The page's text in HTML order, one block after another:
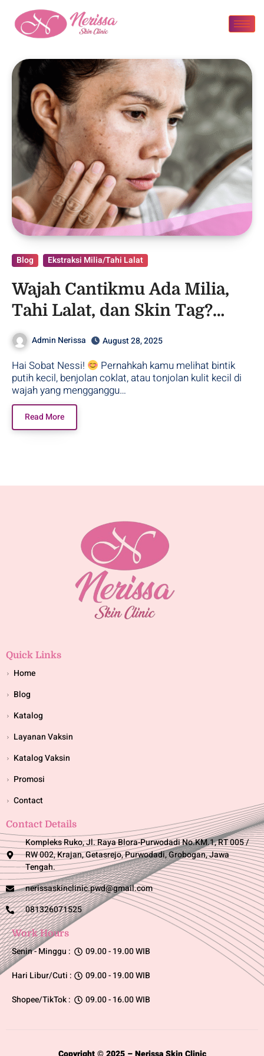
Blog Ekstraksi Milia/Tahi Lalat
Wajah Cantikmu Ada Milia,
Tahi Lalat, dan Skin Tag?
Cauter Aja!
Admin Nerissa August 28, 2025
Hai Sobat Nessi!
Pernahkah kamu melihat bintik
putih kecil, benjolan coklat, atau tonjolan kulit kecil di
wajah yang mengganggu…
Read More
Quick Links
Home
Blog
Katalog
Layanan Vaksin
Katalog Vaksin
Promosi
Contact
Contact Details
Kompleks Ruko, Jl. Raya Blora-Purwodadi No.KM.1, RT 005 /
RW 002, Krajan, Getasrejo, Purwodadi, Grobogan, Jawa
Tengah.
nerissaskinclinic.pwd@gmail.com
081326071525
Work Hours
Senin - Minggu :
Hari Libur/Cuti :
Shopee/TikTok :
09.00 - 19.00 WIB
09.00 - 19.00 WIB
09.00 - 16.00 WIB